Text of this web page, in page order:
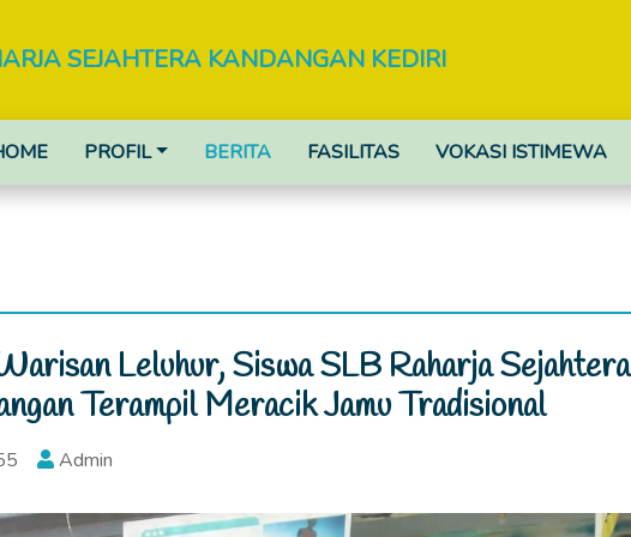
SEJAHTERA KANDANGAN KEDIRI
PROFIL BERITA FASILITAS VOKASI ISTIMEWA
Leluhur, Siswa SLB Raharja Sejahtera
Terampil Meracik Jamu Tradisional
Admin